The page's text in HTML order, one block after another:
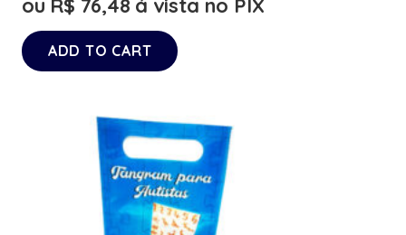
ou R$ 76,48 á vista no PIX
ADD TO CART